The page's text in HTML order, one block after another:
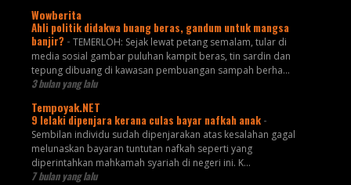
Wowberita
Ahli politik didakwa buang beras, gandum untuk mangsa
banjir? - TEMERLOH: Sejak lewat petang semalam, tular di
media sosial gambar puluhan kampit beras, tin sardin dan
tepung dibuang di kawasan pembuangan sampah berha...
3 bulan yang lalu
Tempoyak.NET
9 lelaki dipenjara kerana culas bayar nafkah anak -
Sembilan individu sudah dipenjarakan atas kesalahan gagal
melunaskan bayaran tuntutan nafkah seperti yang
diperintahkan mahkamah syariah di negeri ini. K...
7 bulan yang lalu